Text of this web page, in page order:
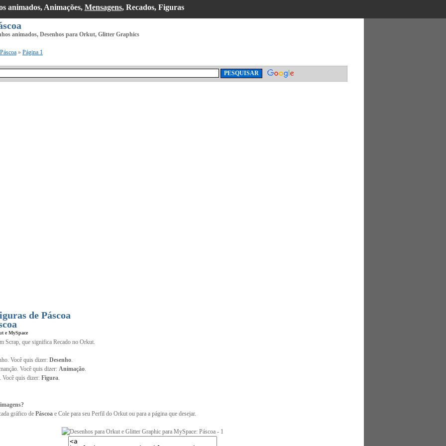
animados, Animações, Mensagens, Recados, Figuras
animados, Desenhos para Orkut, Glitter Graphics
Páscoa » Página 1
de Páscoa
e MySpace
Scrap, que significa Recado no Orkut.
Você quis dizer: Desenho.
Você quis dizer: Animação.
quis dizer: Figura.
gráfico de Páscoa e Cole para seu Perfil do Orkut ou para a página que desejar.